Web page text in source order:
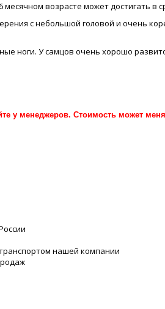
возрасте может достигать в
с небольшой головой и очень
ноги. У самцов очень хорошо
у менеджеров. Стоимость может
нашей компании